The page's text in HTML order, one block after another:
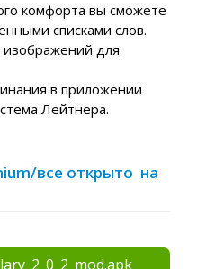
комфорта вы сможете
списками слов.
для
в приложении
Лейтнера.
все открыто на